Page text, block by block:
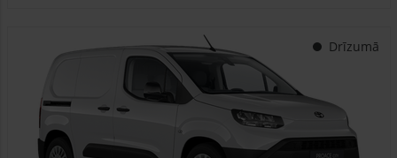
Drīzumā